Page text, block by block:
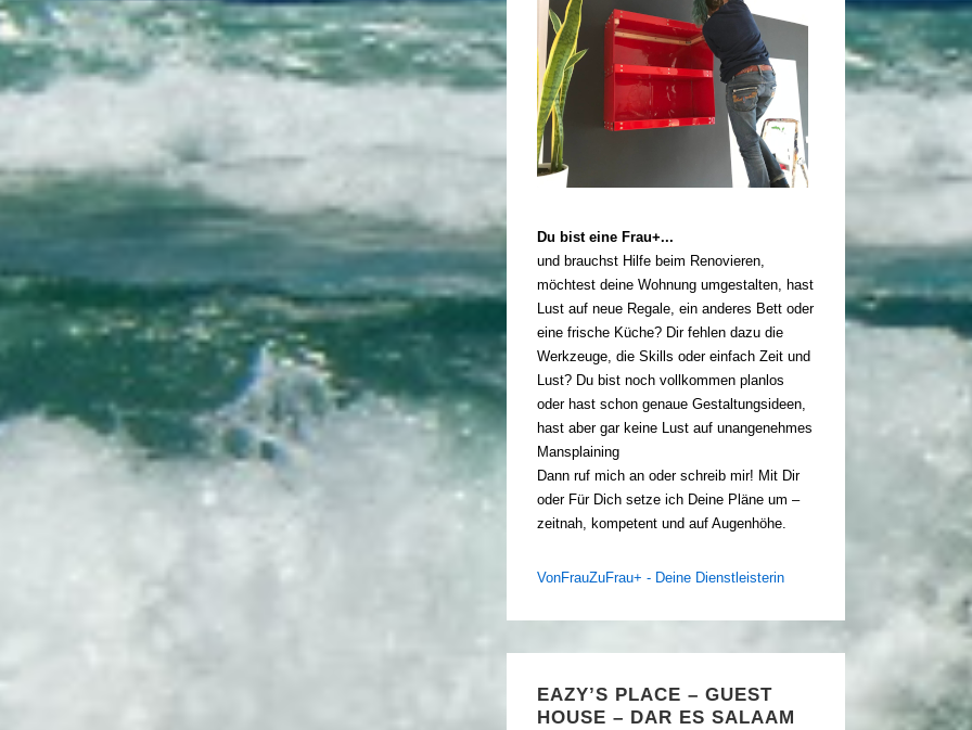
Du bist eine Frau+...
und brauchst Hilfe beim Renovieren,
möchtest deine Wohnung umgestalten, hast
Lust auf neue Regale, ein anderes Bett oder
eine frische Küche? Dir fehlen dazu die
Werkzeuge, die Skills oder einfach Zeit und
Lust? Du bist noch vollkommen planlos
oder hast schon genaue Gestaltungsideen,
hast aber gar keine Lust auf unangenehmes
Mansplaining
Dann ruf mich an oder schreib mir! Mit Dir
oder Für Dich setze ich Deine Pläne um –
zeitnah, kompetent und auf Augenhöhe.
VonFrauZuFrau+ - Deine Dienstleisterin
EAZY’S PLACE – GUEST
HOUSE – DAR ES SALAAM